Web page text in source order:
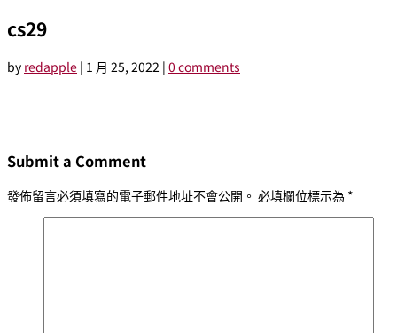
cs29
by redapple | 1 月 25, 2022 | 0 comments
Submit a Comment
發佈留言必須填寫的電子郵件地址不會公開。 必填欄位標示為 *